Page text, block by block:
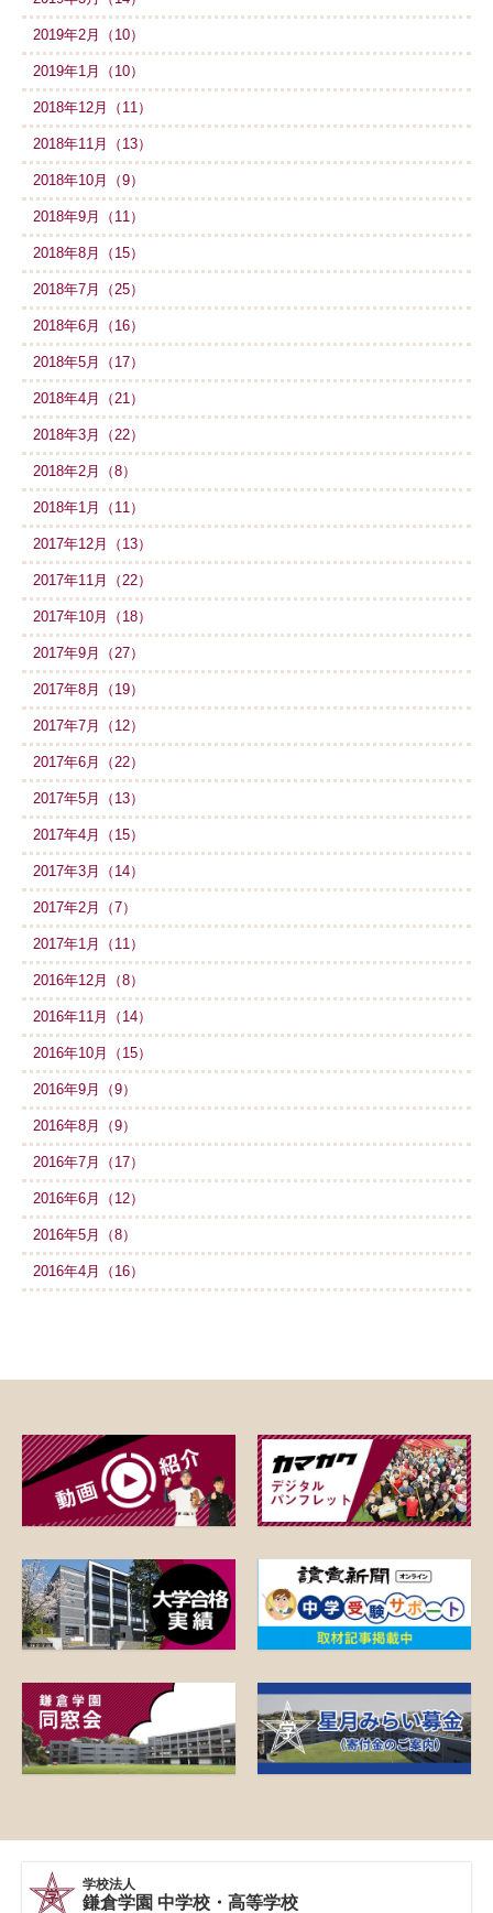
2019年2月（10）
2019年1月（10）
2018年12月（11）
2018年11月（13）
2018年10月（9）
2018年9月（11）
2018年8月（15）
2018年7月（25）
2018年6月（16）
2018年5月（17）
2018年4月（21）
2018年3月（22）
2018年2月（8）
2018年1月（11）
2017年12月（13）
2017年11月（22）
2017年10月（18）
2017年9月（27）
2017年8月（19）
2017年7月（12）
2017年6月（22）
2017年5月（13）
2017年4月（15）
2017年3月（14）
2017年2月（7）
2017年1月（11）
2016年12月（8）
2016年11月（14）
2016年10月（15）
2016年9月（9）
2016年8月（9）
2016年7月（17）
2016年6月（12）
2016年5月（8）
2016年4月（16）
学校法人
鎌倉学園 中学校・高等学校